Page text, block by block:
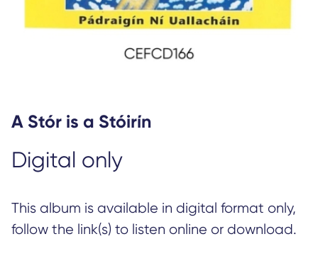
A Stór is a Stóirín
Digital only
This album is available in digital format only,
follow the link(s) to listen online or download.